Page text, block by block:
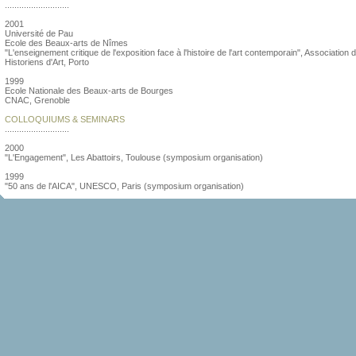
2001
Université de Pau
Ecole des Beaux-arts de Nîmes
"L'enseignement critique de l'exposition face à l'histoire de l'art contemporain", Association
Historiens d'Art, Porto
1999
Ecole Nationale des Beaux-arts de Bourges
CNAC, Grenoble
COLLOQUIUMS & SEMINARS
2000
"L'Engagement", Les Abattoirs, Toulouse (symposium organisation)
1999
"50 ans de l'AICA", UNESCO, Paris (symposium organisation)